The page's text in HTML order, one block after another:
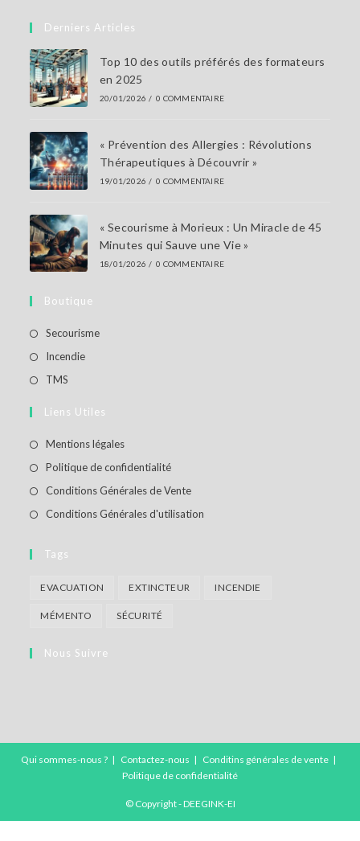
application
Derniers Articles
Top 10 des outils préférés des formateurs
en 2025
20/01/2026 / 0 COMMENTAIRE
« Prévention des Allergies : Révolutions
Thérapeutiques à Découvrir »
19/01/2026 / 0 COMMENTAIRE
« Secourisme à Morieux : Un Miracle de 45
Minutes qui Sauve une Vie »
18/01/2026 / 0 COMMENTAIRE
Boutique
SecourismeS’ouvre
onglet
IncendieS’ouvre
nouvel
TMS
un
nouvel
Liens Utiles
Mentions légalesS’ouvre
dans
Politique de confidentialitéS’ouvre
dans
Conditions Générales de VenteS’ouvre
dans
Conditions Générales d'utilisation
onglet
Tags
EVACUATION EXTINCTEUR INCENDIE
MÉMENTO SÉCURITÉ
Nous Suivre
Qui sommes-nous ? Contactez-nous
Conditins générales de vente
Politique de confidentialité
© Copyright - DEEGINK-EI